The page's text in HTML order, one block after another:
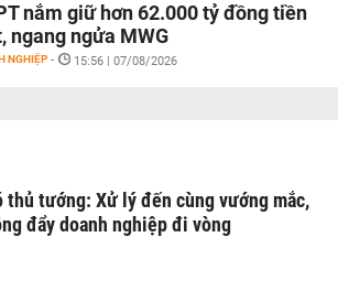
nắm giữ hơn 62.000 tỷ đồng tiền
ngang ngửa MWG
NGHIỆP - 15:56 | 07/08/2026
thủ tướng: Xử lý đến cùng vướng mắc,
đẩy doanh nghiệp đi vòng